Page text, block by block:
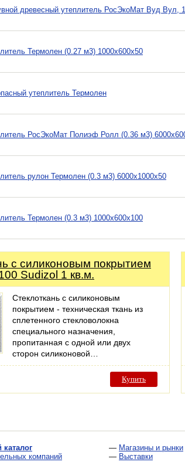
древесный утеплитель РосЭкоМат Вуд Вул,
Термолен (0.27 м3) 1000х600х50
утеплитель Термолен
РосЭкоМат Полиэф Ролл (0.36 м3)
рулон Термолен (0.3 м3) 6000х1000х50
Термолен (0.3 м3) 1000х600х100
с силиконовым покрытием
Sudizol 1 кв.м.
Стеклоткань с силиконовым
покрытием - техническая ткань из
сплетенного стекловолокна
специального назначения,
пропитанная с одной или двух
сторон силиконовой…
Купить
компаний
— Магазины и рынки
— Выставки